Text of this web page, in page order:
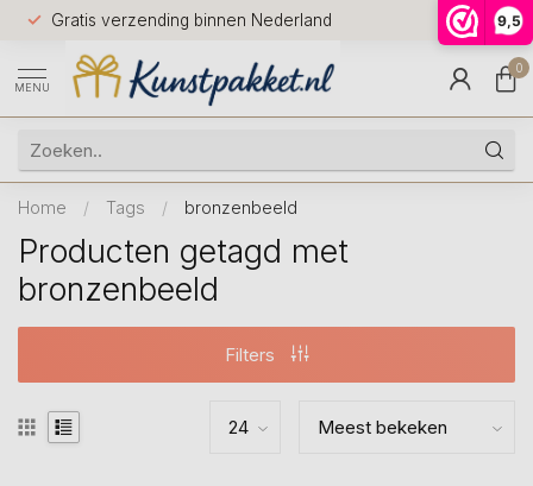
9,5
Gratis verzending binnen Nederland
Voor
huis
9.5
MENU
0
Home / Tags / bronzenbeeld
Producten getagd met
bronzenbeeld
Filters